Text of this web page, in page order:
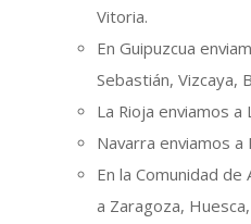
Vitoria.
En Guipuzcua
Sebastián, Vizcaya,
La Rioja enviamos a
Navarra enviamos a
En la Comunidad de
a Zaragoza,